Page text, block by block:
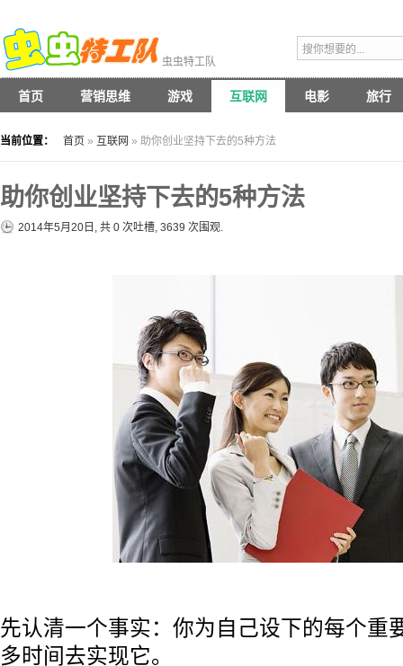
虫虫特工队
首页 营销思维 游戏 互联网 电影 旅行
当前位置： 首页 » 互联网 » 助你创业坚持下去的5种方法
助你创业坚持下去的5种方法
2014年5月20日, 共 0 次吐槽, 3639 次围观.
先认清一个事实：你为自己设下的每个重
多时间去实现它。